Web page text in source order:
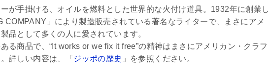
が手掛ける、オイルを燃料とした世界的な火付け道具。1932年に創業し
」により製造販売されている著名なライターで、まさにアメ
品として多くの人に愛されています。
る商品で、“It works or we fix it free”の精神はまさにアメリカン・クラフ
詳しい内容は、「 ジッポの歴史 」を参照ください。